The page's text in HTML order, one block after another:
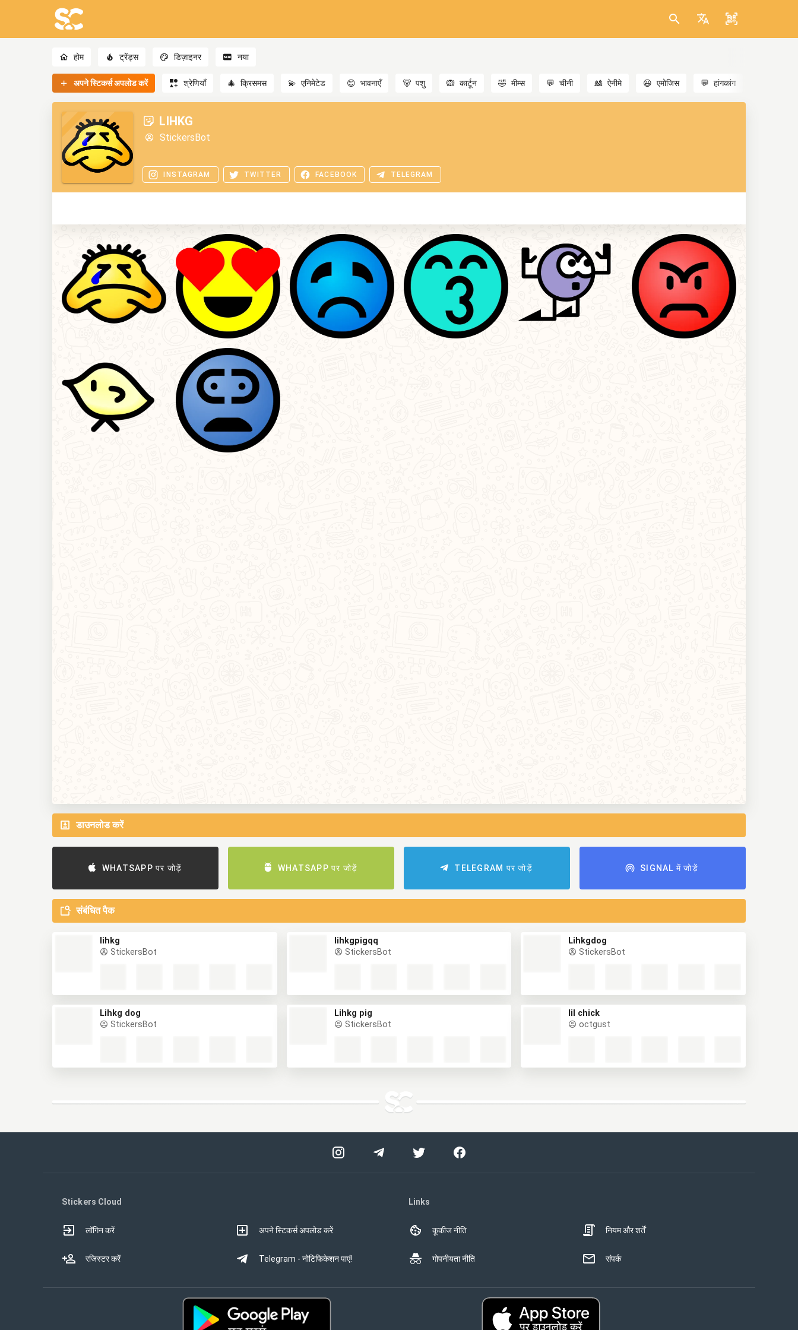
होम ट्रेंड्स डिज़ाइनर नया
अपने स्टिकर्स अपलोड करें श्रेणियाँ 🎄 क्रिसमस 💫 एनिमेटेड 😊 भावनाएँ 🐻 पशु 🙉 कार्टून 🤣 मीम्स 💬 चीनी 🎎 ऐनीमे 😃 एमोजिस 💬 हांगकांग
LIHKG
StickersBot
INSTAGRAM TWITTER FACEBOOK TELEGRAM
डाउनलोड करें
WHATSAPP पर जोड़ें WHATSAPP पर जोड़ें TELEGRAM पर जोड़ें SIGNAL में जोड़ें
संबंधित पैक
lihkg
StickersBot
lihkgpigqq
StickersBot
Lihkgdog
StickersBot
Lihkg dog
StickersBot
Lihkg pig
StickersBot
lil chick
octgust
Stickers Cloud
लॉगिन करें
रजिस्टर करें
अपने स्टिकर्स अपलोड करें
Telegram - नोटिफिकेशन पाएं!
Links
कूकीज नीति
गोपनीयता नीति
नियम और शर्तें
संपर्क